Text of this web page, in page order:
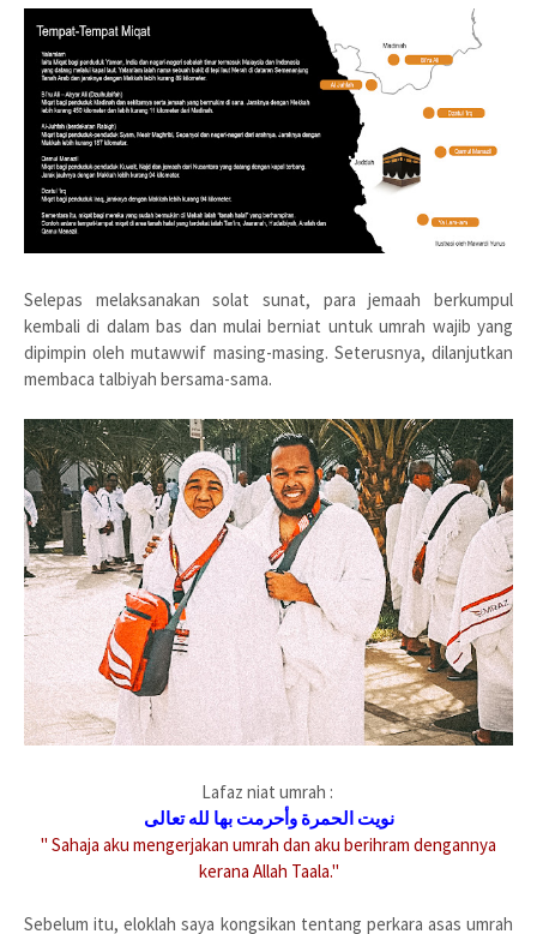
Selepas melaksanakan solat sunat, para jemaah berkumpul
kembali di dalam bas dan mulai berniat untuk umrah wajib yang
dipimpin oleh mutawwif masing-masing. Seterusnya, dilanjutkan
membaca talbiyah bersama-sama.
Lafaz niat umrah :
نويت الحمرة وأحرمت بھا لله تعالى
" Sahaja aku mengerjakan umrah dan aku berihram dengannya
kerana Allah Taala."
Sebelum itu, eloklah saya kongsikan tentang perkara asas umrah